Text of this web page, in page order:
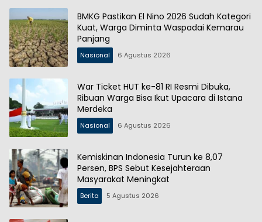
BMKG Pastikan El Nino 2026 Sudah Kategori
Kuat, Warga Diminta Waspadai Kemarau
Panjang
Nasional 6 Agustus 2026
War Ticket HUT ke-81 RI Resmi Dibuka,
Ribuan Warga Bisa Ikut Upacara di Istana
Merdeka
Nasional 6 Agustus 2026
Kemiskinan Indonesia Turun ke 8,07
Persen, BPS Sebut Kesejahteraan
Masyarakat Meningkat
Berita 5 Agustus 2026